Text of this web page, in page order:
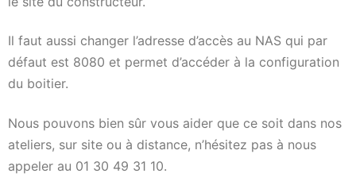
Il faut aussi changer l’adresse d’accès au NAS qui par
défaut est 8080 et permet d’accéder à la configuration
du boitier.
Nous pouvons bien sûr vous aider que ce soit dans nos
ateliers, sur site ou à distance, n’hésitez pas à nous
appeler au 01 30 49 31 10.